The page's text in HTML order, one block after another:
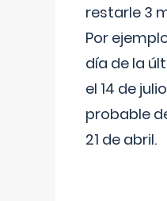
restarle 3
Por
día de la
el 14 de
probable
21 de abril.